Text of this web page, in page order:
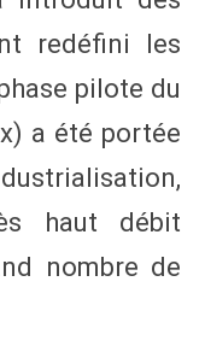
redéfini les
pilote du
a été portée
haut débit
nombre de